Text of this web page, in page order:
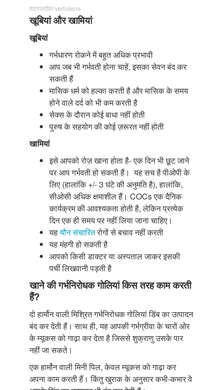
शटरस्टॉक/vertolena
खूबियां और खामियां
खूबियां
गर्भधारण रोकने में बहुत अधिक प्रभावी
आप जब भी गर्भवती होना चाहें, इसका सेवन बंद कर
सकती हैं
मासिक धर्म को हल्का करती है और मासिक के समय
होने वाले दर्द को भी कम करती है
सेक्स के दौरान कोई बाधा नहीं होती
पुरुष के सहयोग की कोई ज़रूरत नहीं होती
खामियां
इसे आपको रोज़ खाना होता है- एक दिन भी छूट जाने
पर आप गर्भवती हो सकती हैं। यह सच है पीओपी के
लिए (हालांकि +/- 3 घंटे की अनुमति है), हालांकि,
सीओसी अधिक क्षमाशील हैं। COCs एक दैनिक
कार्यक्रम की आवश्यकता होती है, लेकिन प्रत्येक
दिन एक ही समय पर नहीं लिया जाना चाहिए।
यहयौन संचारितरोगों से बचाव नहीं करती
यह मंहगी हो सकती है
आपको किसी डाक्टर या अस्पताल जाकर इसकी
पर्ची लिखवानी पड़ती है
खाने की गर्भनिरोधक गोलियां किस तरह काम करती
हैं?
दो हार्मोन वाली मिश्रित गर्भनिरोधक गोलियां डिंब का उत्पादन
बंद कर देती हैं। साथ ही, यह आपकी गर्भग्रीवा के चारों ओर
के म्यूकस को गाढ़ा कर देता है जिससे शुक्राणु उसके पार
नहीं जा सकते।
एक हार्मोन वाली मिनी पिल, केवल म्यूकस को गाढ़ा कर
अपना काम करती हैं। किंतु खुराक के अनुसार कभी-कभार वे